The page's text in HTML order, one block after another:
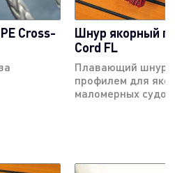
Cross-
Шнур якорный
Cord FL
Плавающий шнур
профилем для
маломерных судов